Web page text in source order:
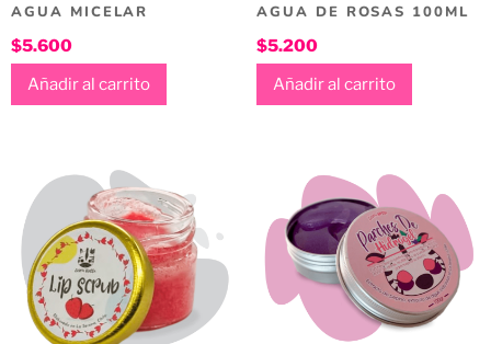
AGUA MICELAR
$5.600
Añadir al carrito
AGUA DE ROSAS 100ML
$5.200
Añadir al carrito